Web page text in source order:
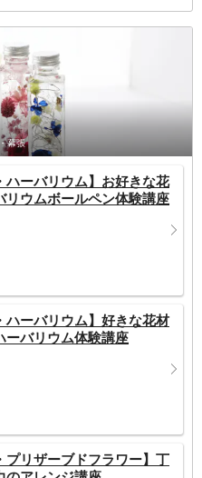
幕張
ハーバリウム】お好きな花
リウムボールペン体験講座
ハーバリウム】好きな花材
ーバリウム体験講座
プリザーブドフラワー】丁